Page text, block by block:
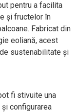
pentru a facilita
și fructelor în
Fabricat din
eoliană, acest
sustenabilitate și
fi stivuite una
configurarea